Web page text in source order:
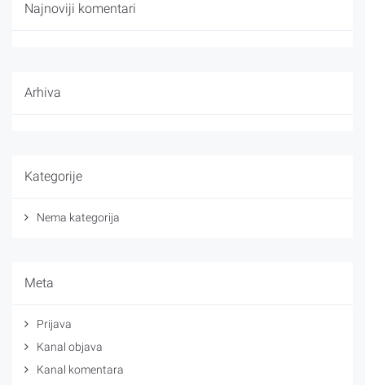
Najnoviji komentari
Arhiva
Kategorije
Nema kategorija
Meta
Prijava
Kanal objava
Kanal komentara